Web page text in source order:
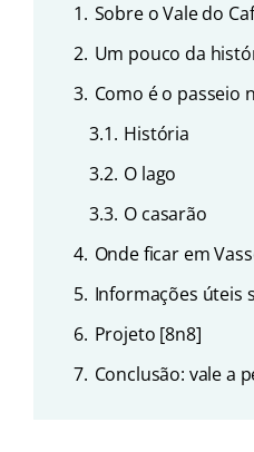
1. Sobre o Vale do
2. Um pouco da
3. Como é o passeio
3.1. História
3.2. O lago
3.3. O casarão
4. Onde ficar em
5. Informações úteis
6. Projeto [8n8]
7. Conclusão: vale a